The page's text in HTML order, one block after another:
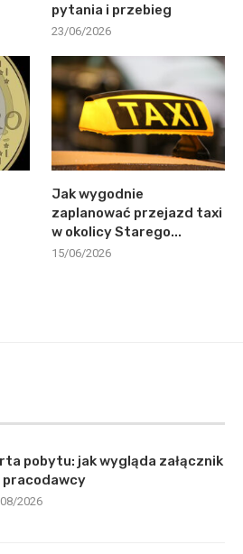
pytania i przebieg
23/06/2026
Jak wygodnie
zaplanować przejazd taxi
w okolicy Starego...
15/06/2026
pobytu: jak wygląda załącznik
pracodawcy
2026